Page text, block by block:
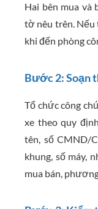
Hai bên mua và
tờ nêu trên. Nếu
khi đến phòng
Bước 2: Soạn
Tổ chức công
xe theo quy
tên, số CMND/
khung, số máy,
mua bán,